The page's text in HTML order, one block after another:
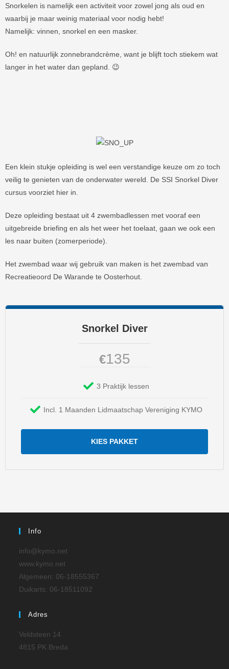
Snorkelen is namelijk een activiteit voor zowel jong als oud en
waarbij je maar weinig materiaal voor nodig hebt!
Namelijk: vinnen, snorkel en een masker.
Oh! en natuurlijk zonnebrandcrème, want je blijft toch stiekem wat
langer in het water dan gepland. 😉
Een klein stukje opleiding is wel een verstandige keuze om zo toch
veilig te genieten van de onderwater wereld. De SSI Snorkel Diver
cursus voorziet hier in.
Deze opleiding bestaat uit 4 zwembadlessen met vooraf een
uitgebreide briefing en als het weer het toelaat, gaan we ook een
les naar buiten (zomerperiode).
Het zwembad waar wij gebruik van maken is het zwembad van
Recreatieoord De Warande te Oosterhout.
Snorkel Diver
€135
3 Praktijk lessen
Incl. 1 Maanden Lidmaatschap Vereniging KYMO
KIES PAKKET
Info
info@kymo.net
www.kymo.net
Algemeen: 06-18555367
Duikarts: 06-18511092
Adres
Veldsteen 14
4815 PK Breda